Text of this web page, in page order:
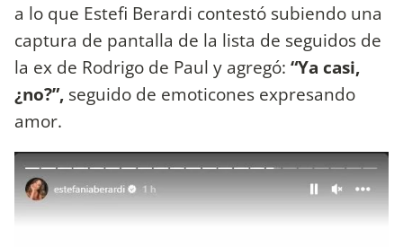
a lo que Estefi Berardi contestó subiendo una
captura de pantalla de la lista de seguidos de
la ex de Rodrigo de Paul y agregó: “Ya casi,
¿no?”, seguido de emoticones expresando
amor.